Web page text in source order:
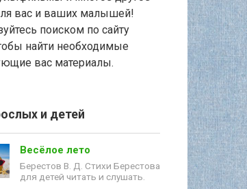
вас и ваших малышей!
поиском по сайту
найти необходимые
вас материалы.
и детей
Весёлое лето
Берестов В. Д. Стихи Берестова
для детей читать и слушать.